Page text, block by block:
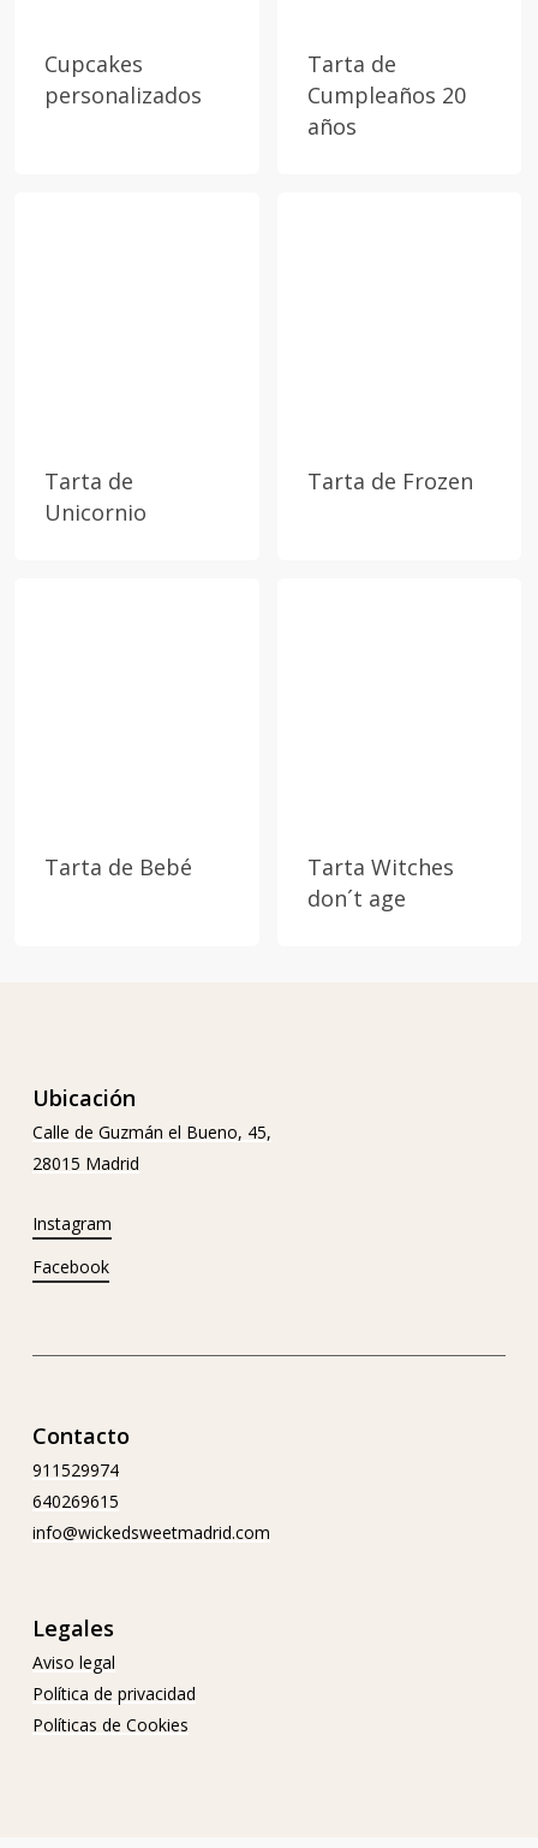
Cupcakes
personalizados
Tarta de
Cumpleaños 20
años
Tarta de
Unicornio
Tarta de Frozen
Tarta de Bebé
Tarta Witches
don´t age
Ubicación
Calle de Guzmán el Bueno, 45,
28015 Madrid
Instagram
Facebook
Contacto
911529974
640269615
info@wickedsweetmadrid.com
Legales
Aviso legal
Política de privacidad
Políticas de Cookies